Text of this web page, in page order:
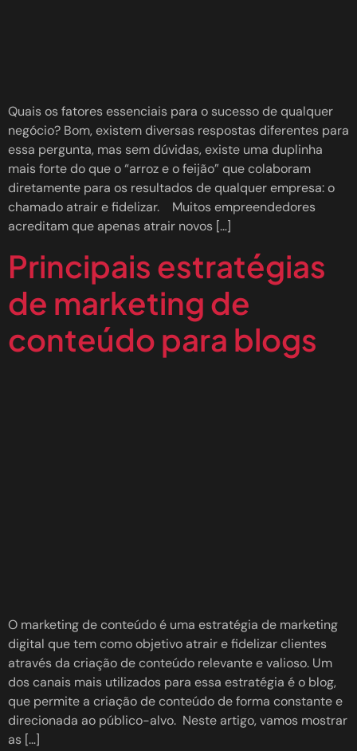
Quais os fatores essenciais para o sucesso de qualquer
negócio? Bom, existem diversas respostas diferentes para
essa pergunta, mas sem dúvidas, existe uma duplinha
mais forte do que o “arroz e o feijão” que colaboram
diretamente para os resultados de qualquer empresa: o
chamado atrair e fidelizar. Muitos empreendedores
acreditam que apenas atrair novos […]
Principais estratégias
de marketing de
conteúdo para blogs
O marketing de conteúdo é uma estratégia de marketing
digital que tem como objetivo atrair e fidelizar clientes
através da criação de conteúdo relevante e valioso. Um
dos canais mais utilizados para essa estratégia é o blog,
que permite a criação de conteúdo de forma constante e
direcionada ao público-alvo. Neste artigo, vamos mostrar
as […]